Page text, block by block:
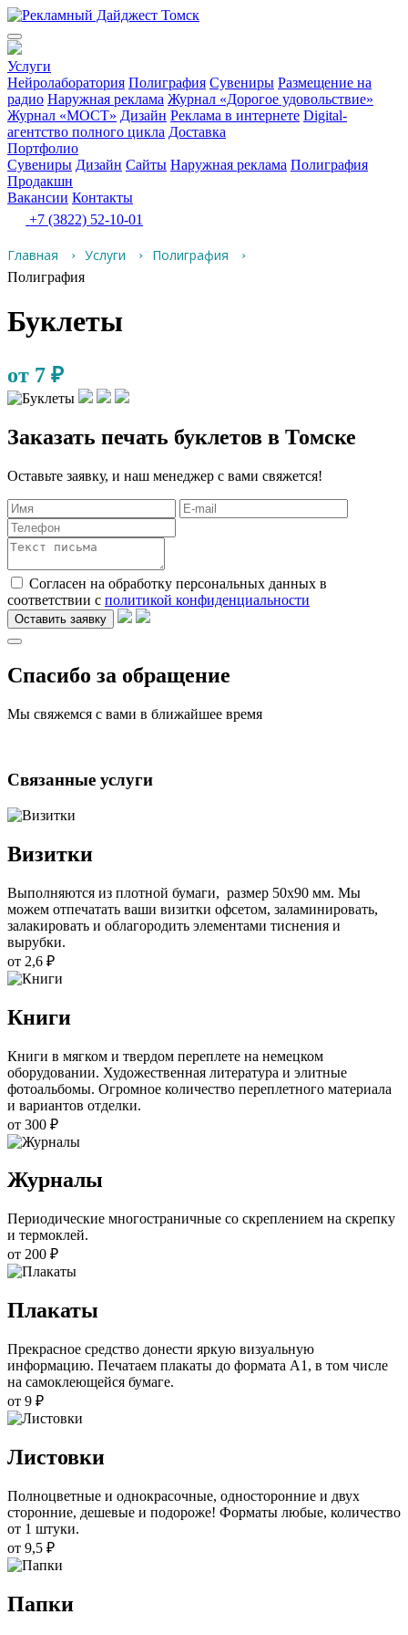
Услуги
Нейролаборатория Полиграфия Сувениры Размещение на
радио Наружная реклама Журнал «Дорогое удовольствие»
Журнал «МОСТ» Дизайн Реклама в интернете Digital-
агентство полного цикла Доставка
Портфолио
Сувениры Дизайн Сайты Наружная реклама Полиграфия
Продакшн
Вакансии Контакты
+7 (3822) 52-10-01
Главная Услуги Полиграфия
Полиграфия
Буклеты
от 7 ₽
Заказать печать буклетов в Томске
Оставьте заявку, и наш менеджер с вами свяжется!
Согласен на обработку персональных данных в
соответствии с политикой конфиденциальности
Оставить заявку
Спасибо за обращение
Мы свяжемся с вами в ближайшее время
Связанные услуги
Визитки
Выполняются из плотной бумаги, размер 50х90 мм. Мы
можем отпечатать ваши визитки офсетом, заламинировать,
залакировать и облагородить элементами тиснения и
вырубки.
от 2,6 ₽
Книги
Книги в мягком и твердом переплете на немецком
оборудовании. Художественная литература и элитные
фотоальбомы. Огромное количество переплетного материала
и вариантов отделки.
от 300 ₽
Журналы
Периодические многостраничные со скреплением на скрепку
и термоклей.
от 200 ₽
Плакаты
Прекрасное средство донести яркую визуальную
информацию. Печатаем плакаты до формата А1, в том числе
на самоклеющейся бумаге.
от 9 ₽
Листовки
Полноцветные и однокрасочные, односторонние и двух
сторонние, дешевые и подороже! Форматы любые, количество
от 1 штуки.
от 9,5 ₽
Папки